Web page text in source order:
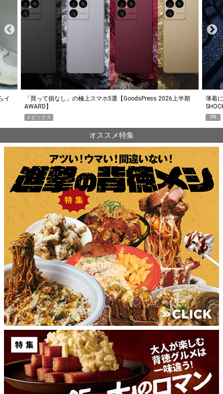
イ
「買って損なし」の極上スマホ5選【GoodsPress 2026上半期
AWARD】
トピックス
薄着
PR
オススメ特集